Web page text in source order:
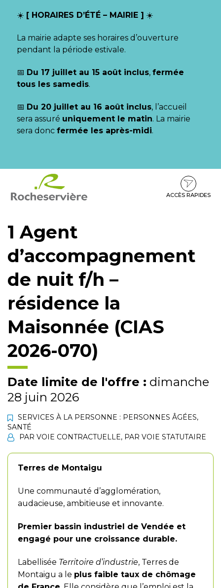
☀️ [ HORAIRES D’ÉTÉ – MAIRIE ] ☀️
La mairie adapte ses horaires d’ouverture
pendant la période estivale.
📅 Du 17 juillet au 15 août inclus, fermée
tous les samedis.
📅 Du 20 juillet au 16 août inclus, l’accueil
sera assuré uniquement le matin. La mairie
sera donc fermée les après-midi.
contenu
pied
ACCÈS RAPIDES
1 Agent
d’accompagnement
de nuit f/h –
résidence la
Maisonnée (CIAS
2026-070)
Date limite de l'offre : dimanche
28 juin 2026
SERVICES À LA PERSONNE : PERSONNES ÂGÉES,
SANTÉ
PAR VOIE CONTRACTUELLE, PAR VOIE STATUTAIRE
Terres de Montaigu
Une communauté d’agglomération,
audacieuse, ambitieuse et innovante.
Premier bassin industriel de Vendée et
engagé pour une croissance durable.
Labellisée Territoire d’industrie, Terres de
Montaigu a le plus faible taux de chômage